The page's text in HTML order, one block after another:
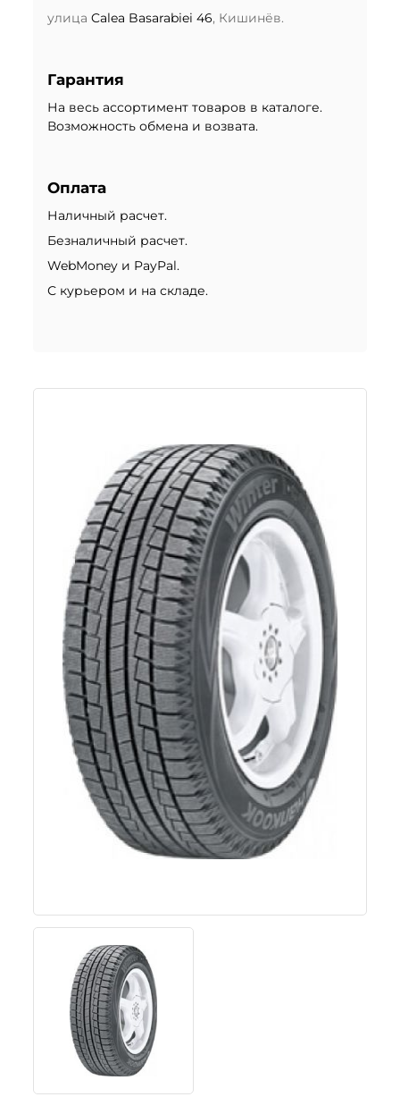
улица Calea Basarabiei 46, Кишинёв.
Гарантия
На весь ассортимент товаров в каталоге.
Возможность обмена и возвата.
Оплата
Наличный расчет.
Безналичный расчет.
WebMoney и PayPal.
С курьером и на складе.